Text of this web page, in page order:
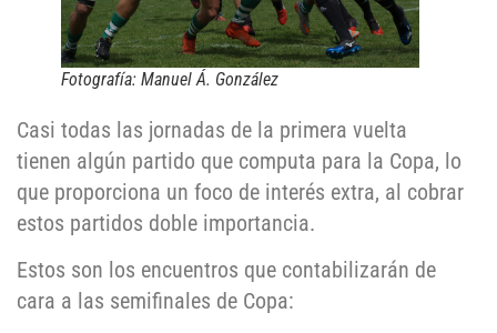
Fotografía: Manuel Á. González
Casi todas las jornadas de la primera vuelta
tienen algún partido que computa para la Copa, lo
que proporciona un foco de interés extra, al cobrar
estos partidos doble importancia.
Estos son los encuentros que contabilizarán de
cara a las semifinales de Copa: